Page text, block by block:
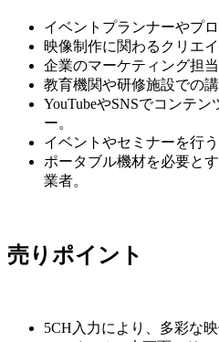
イベントプランナーやプロ
映像制作に関わるクリエ
企業のマーケティング担当
教育機関や研修施設での講
YouTubeやSNSでコンテ
ー。
イベントやセミナーを行う
ポータブル機材を必要と
業者。
売りポイント
5CH入力により、多彩な